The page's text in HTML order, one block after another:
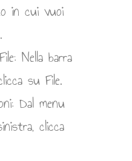
in cui vuoi
Nella barra
su File.
Dal menu
clicca